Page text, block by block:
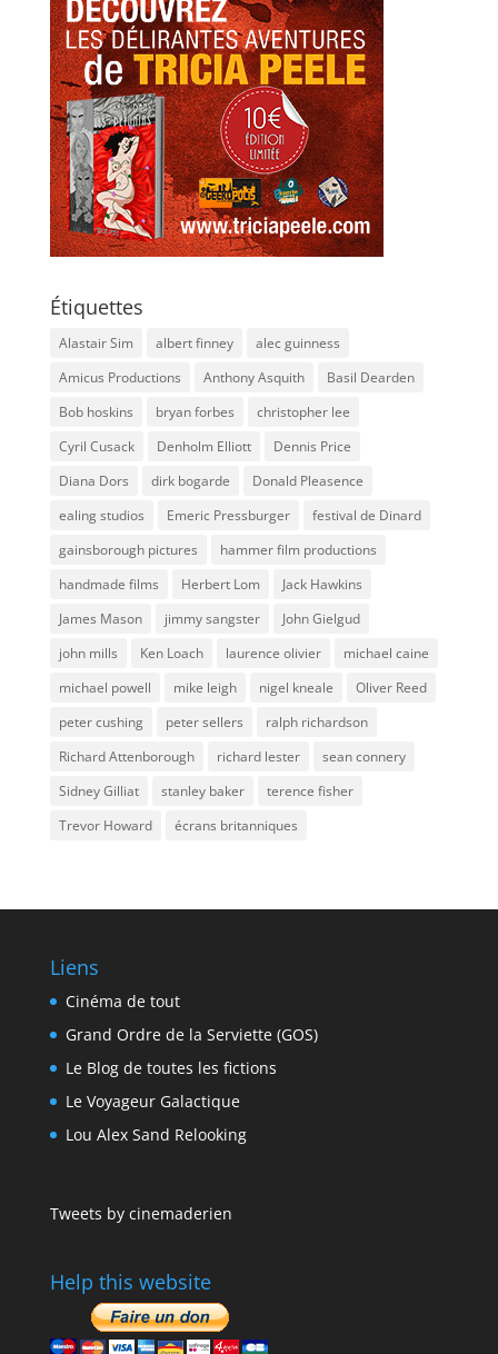
Étiquettes
Alastair Sim albert finney
alec guinness
Amicus Productions
Anthony Asquith
Basil Dearden
Bob hoskins
bryan forbes
christopher lee
Cyril Cusack
Denholm Elliott
Dennis Price
Diana Dors
dirk bogarde
Donald Pleasence
ealing studios
Emeric Pressburger
festival de Dinard
gainsborough pictures
hammer film productions
handmade films
Herbert Lom
Jack Hawkins
James Mason
jimmy sangster
John Gielgud
john mills
Ken Loach laurence olivier
michael caine
michael powell
mike leigh nigel kneale
Oliver Reed
peter cushing
peter sellers
ralph richardson
Richard Attenborough
richard lester
sean connery
Sidney Gilliat
stanley baker
terence fisher
Trevor Howard
écrans britanniques
Liens
Cinéma de tout
Grand Ordre de la Serviette (GOS)
Le Blog de toutes les fictions
Le Voyageur Galactique
Lou Alex Sand Relooking
Tweets by cinemaderien
Help this website